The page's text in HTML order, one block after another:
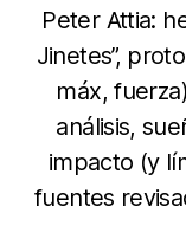
Peter Attia:
Jinetes”,
máx,
análisis,
impacto (y
fuentes